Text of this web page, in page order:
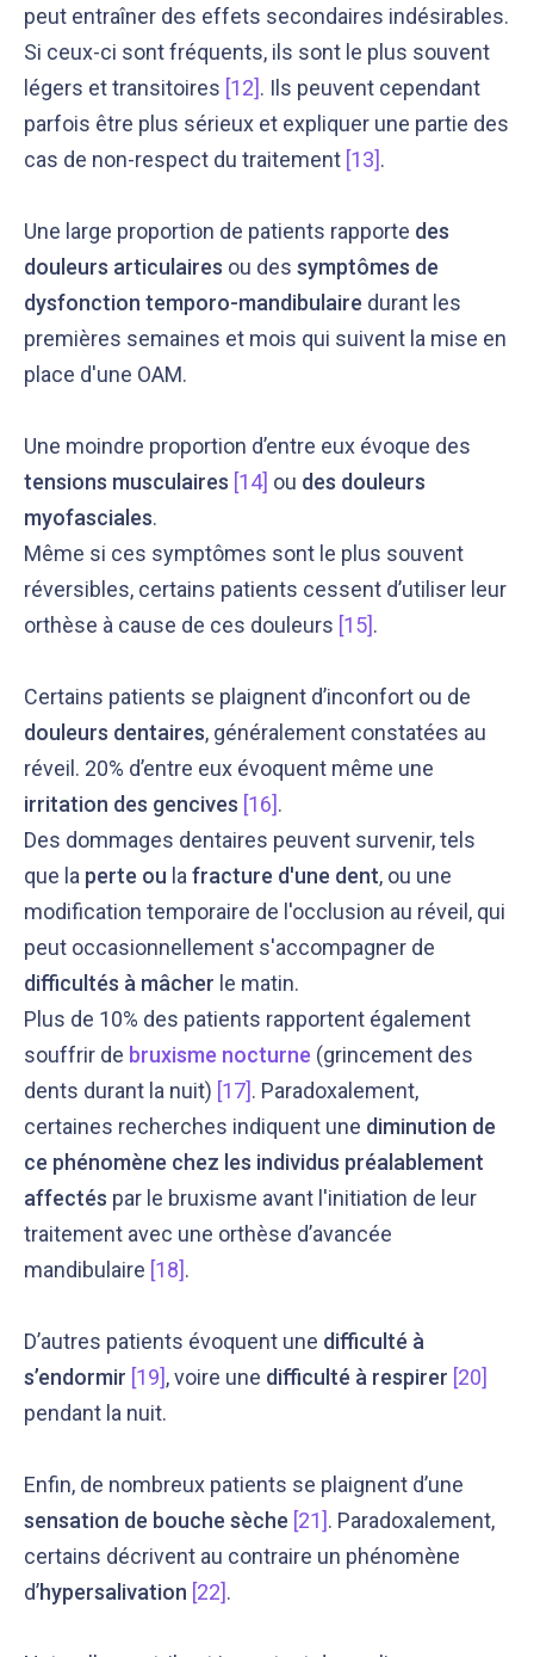
peut entraîner des effets secondaires indésirables.
Si ceux-ci sont fréquents, ils sont le plus souvent
légers et transitoires [12]. Ils peuvent cependant
parfois être plus sérieux et expliquer une partie des
cas de non-respect du traitement [13].
Une large proportion de patients rapporte des
douleurs articulaires ou des symptômes de
dysfonction temporo-mandibulaire durant les
premières semaines et mois qui suivent la mise en
place d'une OAM.
Une moindre proportion d’entre eux évoque des
tensions musculaires [14] ou des douleurs
myofasciales.
Même si ces symptômes sont le plus souvent
réversibles, certains patients cessent d’utiliser leur
orthèse à cause de ces douleurs [15].
Certains patients se plaignent d’inconfort ou de
douleurs dentaires, généralement constatées au
réveil. 20% d’entre eux évoquent même une
irritation des gencives [16].
Des dommages dentaires peuvent survenir, tels
que la perte ou la fracture d'une dent, ou une
modification temporaire de l'occlusion au réveil, qui
peut occasionnellement s'accompagner de
difficultés à mâcher le matin.
Plus de 10% des patients rapportent également
souffrir de bruxisme nocturne (grincement des
dents durant la nuit) [17]. Paradoxalement,
certaines recherches indiquent une diminution de
ce phénomène chez les individus préalablement
affectés par le bruxisme avant l'initiation de leur
traitement avec une orthèse d’avancée
mandibulaire [18].
D’autres patients évoquent une difficulté à
s’endormir [19], voire une difficulté à respirer [20]
pendant la nuit.
Enfin, de nombreux patients se plaignent d’une
sensation de bouche sèche [21]. Paradoxalement,
certains décrivent au contraire un phénomène
d’hypersalivation [22].